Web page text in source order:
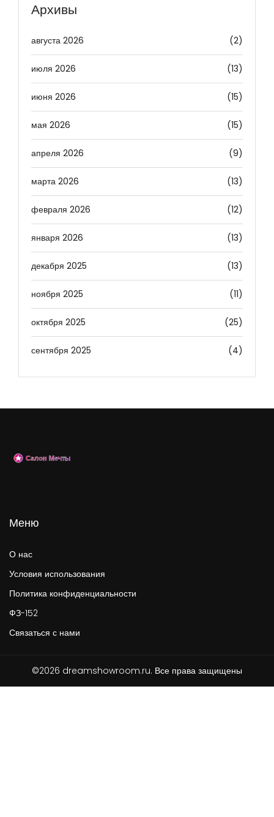
Архивы
августа 2026 (2)
июля 2026 (13)
июня 2026 (15)
мая 2026 (15)
апреля 2026 (9)
марта 2026 (13)
февраля 2026 (12)
января 2026 (13)
декабря 2025 (13)
ноября 2025 (11)
октября 2025 (25)
сентября 2025 (4)
Меню
О нас
Условия использования
Политика конфиденциальности
ФЗ-152
Связаться с нами
©2026 dreamshowroom.ru. Все права защищены